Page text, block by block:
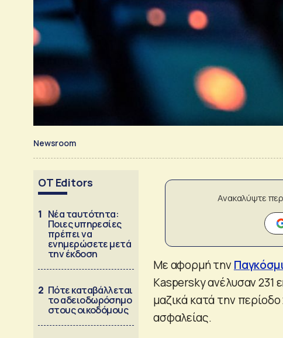
Newsroom
OT Editors
1 Νέα ταυτότητα:
Ποιες υπηρεσίες
πρέπει να
ενημερώσετε μετά
την έκδοση
2 Πότε καταβάλλεται
το αδειοδωρόσημο
στους οικοδόμους
Ανακαλύψτε
Με αφορμή την
Kaspersky ανέλυσαν 231
μαζικά κατά την
ασφαλείας.